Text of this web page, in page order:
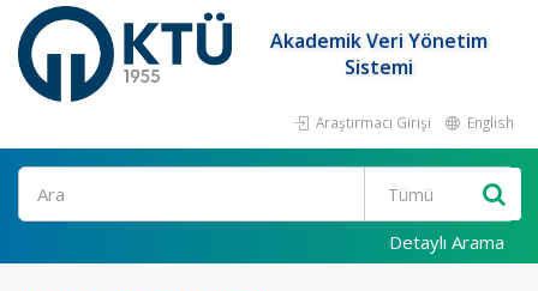
Akademik Veri Yönetim
Sistemi
Araştırmacı Girişi English
Ara
Detaylı Arama